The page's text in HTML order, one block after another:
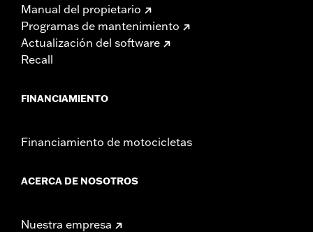
Manual del propietario
Programas de mantenimiento
Actualización del software
Recall
FINANCIAMIENTO
Financiamiento de motocicletas
ACERCA DE NOSOTROS
Nuestra empresa